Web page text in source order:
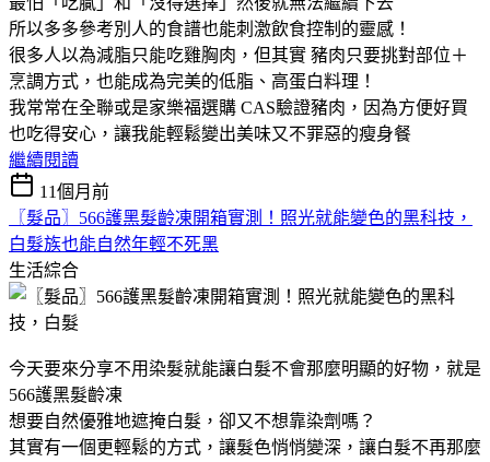
所以多多參考別人的食譜也能刺激飲食控制的靈感！
很多人以為減脂只能吃雞胸肉，但其實 豬肉只要挑對部位＋
烹調方式，也能成為完美的低脂、高蛋白料理！
我常常在全聯或是家樂福選購 CAS驗證豬肉，因為方便好買
也吃得安心，讓我能輕鬆變出美味又不罪惡的瘦身餐
繼續閱讀
11個月前
〖髮品〗566護黑髮齡凍開箱實測！照光就能變色的黑科技，
白髮族也能自然年輕不死黑
生活綜合
今天要來分享不用染髮就能讓白髮不會那麼明顯的好物，就是
566護黑髮齡凍
想要自然優雅地遮掩白髮，卻又不想靠染劑嗎？
其實有一個更輕鬆的方式，讓髮色悄悄變深，讓白髮不再那麼